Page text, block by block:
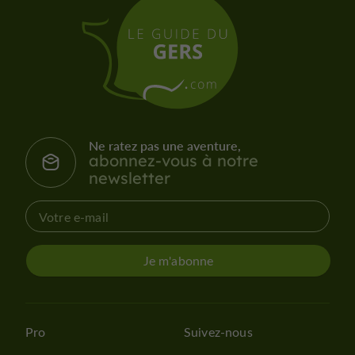
Ne ratez pas une aventure,
abonnez-vous à notre
newsletter
Je m'abonne
Pro Suivez-nous